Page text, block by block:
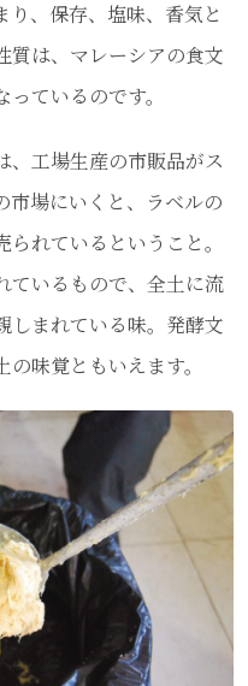
り、保存、塩味、香気と
質は、マレーシアの食文
ているのです。
工場生産の市販品がス
市場にいくと、ラベルの
れているということ。
ているもので、全土に流
しまれている味。発酵文
味覚ともいえます。